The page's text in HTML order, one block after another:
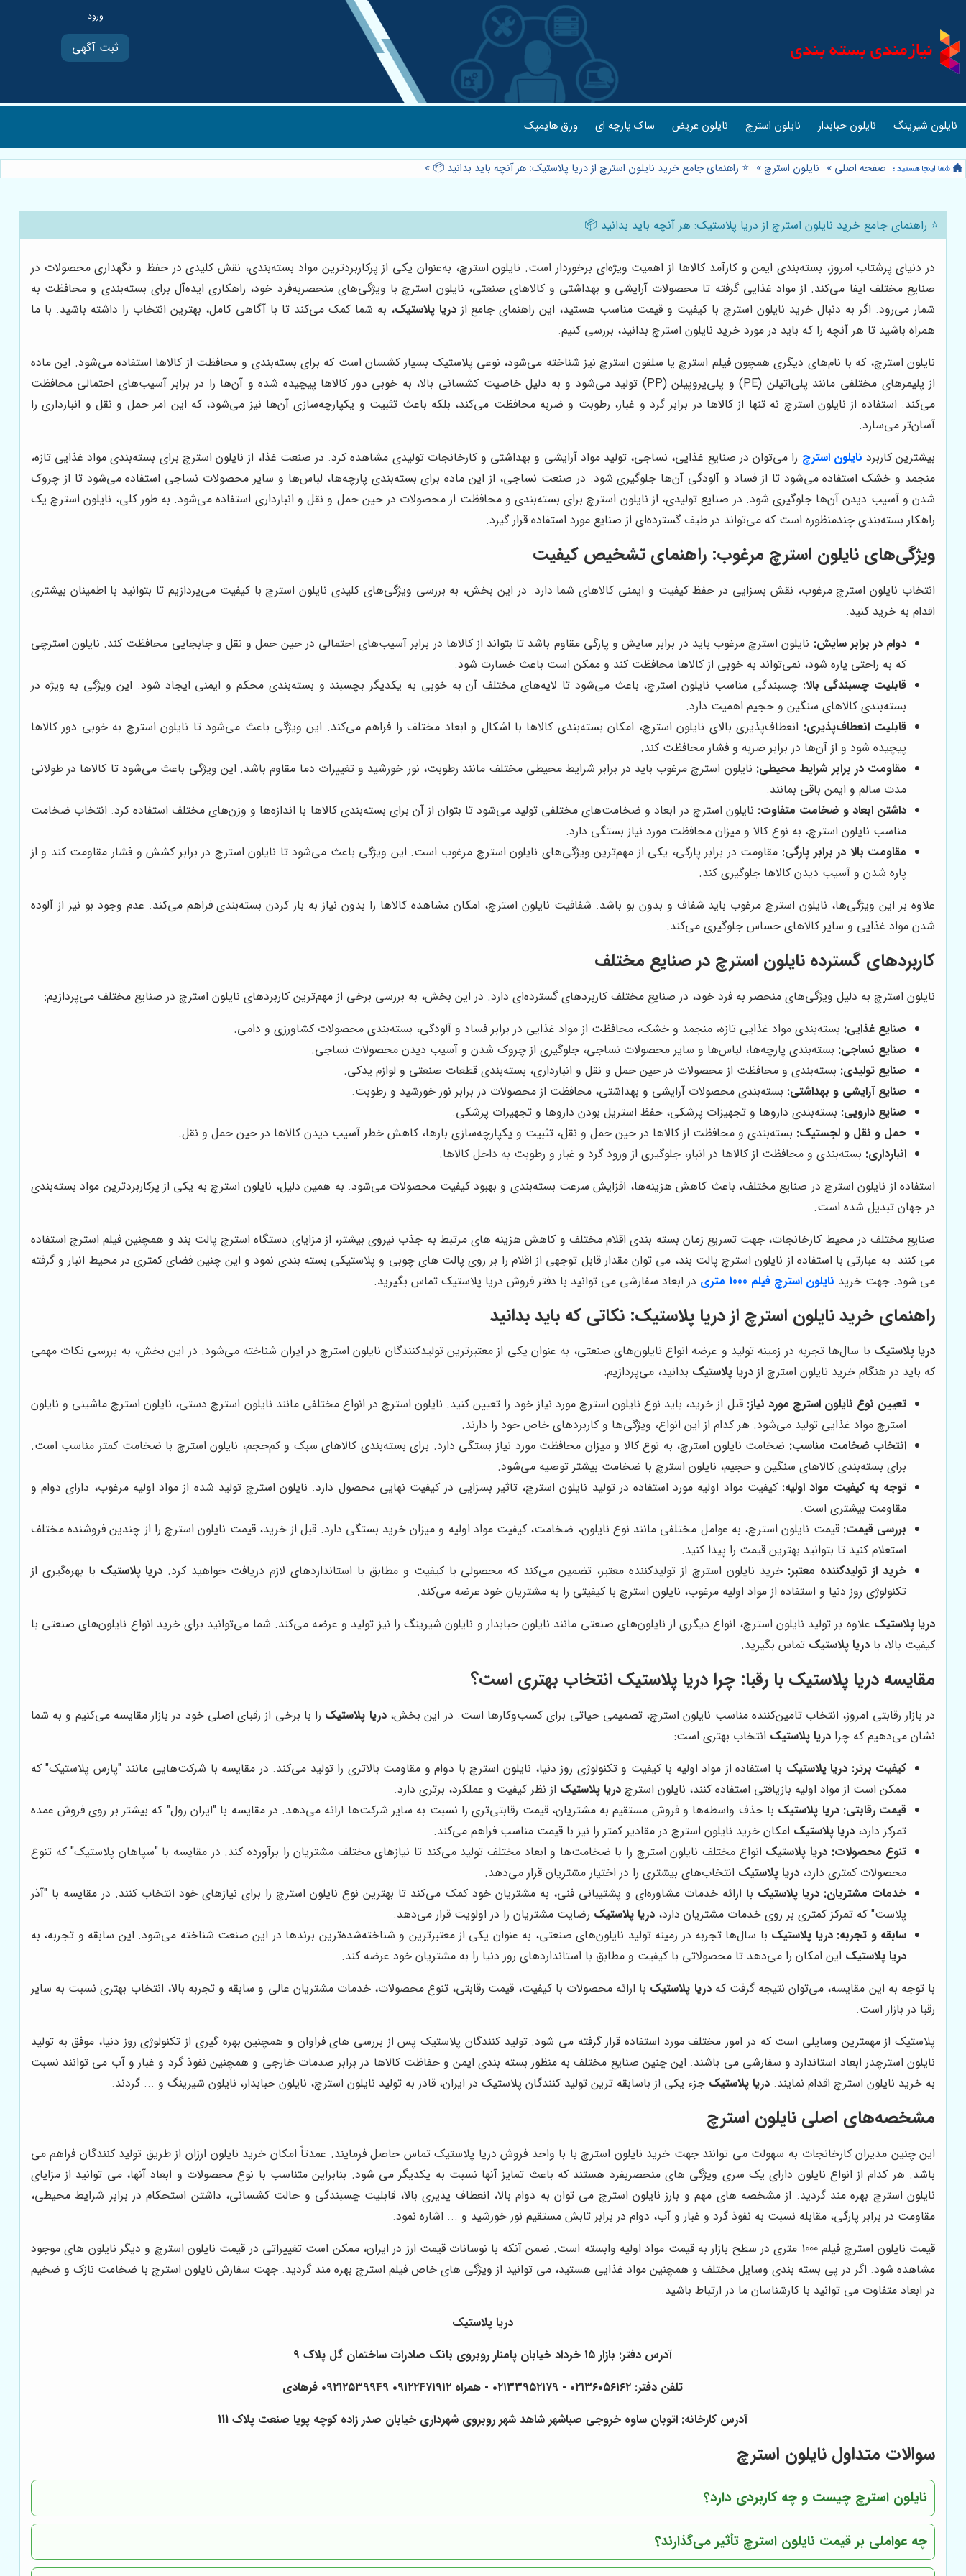
ثبت آگهی
نایلون شیرینگ نایلون حبابدار نایلون استرچ نایلون عریض ساک پارچه ای ورق هایمپک
صفحه اصلی » نایلون استرچ» ⭐️ راهنمای جامع خرید نایلون استرچ از دریا پلاستیک: هر آنچه باید بدانید 📦 »
⭐️ راهنمای جامع خرید نایلون استرچ از دریا پلاستیک: هر آنچه باید بدانید 📦
در دنیای پرشتاب امروز، بسته‌بندی ایمن و کارآمد کالاها از اهمیت ویژه‌ای برخوردار است. نایلون استرچ، به‌عنوان یکی از پرکاربردترین مواد بسته‌بندی، نقش کلیدی در حفظ و نگهداری محصولات در
صنایع مختلف ایفا می‌کند. از مواد غذایی گرفته تا محصولات آرایشی و بهداشتی و کالاهای صنعتی، نایلون استرچ با ویژگی‌های منحصربه‌فرد خود، راهکاری ایده‌آل برای بسته‌بندی و محافظت به
شمار می‌رود. اگر به دنبال خرید نایلون استرچ با کیفیت و قیمت مناسب هستید، این راهنمای جامع ازدریا پلاستیک، به شما کمک می‌کند تا با آگاهی کامل، بهترین انتخاب را داشته باشید. با ما
همراه باشید تا هر آنچه را که باید در مورد خرید نایلون استرچ بدانید، بررسی کنیم.
نایلون استرچ، که با نام‌های دیگری همچون فیلم استرچ یا سلفون استرچ نیز شناخته می‌شود، نوعی پلاستیک بسیار کشسان است که برای بسته‌بندی و محافظت از کالاها استفاده می‌شود. این ماده
از پلیمرهای مختلفی مانند پلی‌اتیلن (PE) و پلی‌پروپیلن (PP) تولید می‌شود و به دلیل خاصیت کشسانی بالا، به خوبی دور کالاها پیچیده شده و آن‌ها را در برابر آسیب‌های احتمالی محافظت
می‌کند. استفاده از نایلون استرچ نه تنها از کالاها در برابر گرد و غبار، رطوبت و ضربه محافظت می‌کند، بلکه باعث تثبیت و یکپارچه‌سازی آن‌ها نیز می‌شود، که این امر حمل و نقل و انبارداری را
آسان‌تر می‌سازد.
بیشترین کاربرد نایلون استرچ را می‌توان در صنایع غذایی، نساجی، تولید مواد آرایشی و بهداشتی و کارخانجات تولیدی مشاهده کرد. در صنعت غذا، از نایلون استرچ برای بسته‌بندی مواد غذایی تازه،
منجمد و خشک استفاده می‌شود تا از فساد و آلودگی آن‌ها جلوگیری شود. در صنعت نساجی، از این ماده برای بسته‌بندی پارچه‌ها، لباس‌ها و سایر محصولات نساجی استفاده می‌شود تا از چروک
شدن و آسیب دیدن آن‌ها جلوگیری شود. در صنایع تولیدی، از نایلون استرچ برای بسته‌بندی و محافظت از محصولات در حین حمل و نقل و انبارداری استفاده می‌شود. به طور کلی، نایلون استرچ یک
راهکار بسته‌بندی چندمنظوره است که می‌تواند در طیف گسترده‌ای از صنایع مورد استفاده قرار گیرد.
ویژگی‌های نایلون استرچ مرغوب: راهنمای تشخیص کیفیت
انتخاب نایلون استرچ مرغوب، نقش بسزایی در حفظ کیفیت و ایمنی کالاهای شما دارد. در این بخش، به بررسی ویژگی‌های کلیدی نایلون استرچ با کیفیت می‌پردازیم تا بتوانید با اطمینان بیشتری
اقدام به خرید کنید.
دوام در برابر سایش: نایلون استرچ مرغوب باید در برابر سایش و پارگی مقاوم باشد تا بتواند از کالاها در برابر آسیب‌های احتمالی در حین حمل و نقل و جابجایی محافظت کند. نایلون استرچی
که به راحتی پاره شود، نمی‌تواند به خوبی از کالاها محافظت کند و ممکن است باعث خسارت شود.
قابلیت چسبندگی بالا: چسبندگی مناسب نایلون استرچ، باعث می‌شود تا لایه‌های مختلف آن به خوبی به یکدیگر بچسبند و بسته‌بندی محکم و ایمنی ایجاد شود. این ویژگی به ویژه در
بسته‌بندی کالاهای سنگین و حجیم اهمیت دارد.
قابلیت انعطاف‌پذیری: انعطاف‌پذیری بالای نایلون استرچ، امکان بسته‌بندی کالاها با اشکال و ابعاد مختلف را فراهم می‌کند. این ویژگی باعث می‌شود تا نایلون استرچ به خوبی دور کالاها
پیچیده شود و از آن‌ها در برابر ضربه و فشار محافظت کند.
مقاومت در برابر شرایط محیطی: نایلون استرچ مرغوب باید در برابر شرایط محیطی مختلف مانند رطوبت، نور خورشید و تغییرات دما مقاوم باشد. این ویژگی باعث می‌شود تا کالاها در طولانی
مدت سالم و ایمن باقی بمانند.
داشتن ابعاد و ضخامت متفاوت: نایلون استرچ در ابعاد و ضخامت‌های مختلفی تولید می‌شود تا بتوان از آن برای بسته‌بندی کالاها با اندازه‌ها و وزن‌های مختلف استفاده کرد. انتخاب ضخامت
مناسب نایلون استرچ، به نوع کالا و میزان محافظت مورد نیاز بستگی دارد.
مقاومت بالا در برابر پارگی: مقاومت در برابر پارگی، یکی از مهم‌ترین ویژگی‌های نایلون استرچ مرغوب است. این ویژگی باعث می‌شود تا نایلون استرچ در برابر کشش و فشار مقاومت کند و از
پاره شدن و آسیب دیدن کالاها جلوگیری کند.
علاوه بر این ویژگی‌ها، نایلون استرچ مرغوب باید شفاف و بدون بو باشد. شفافیت نایلون استرچ، امکان مشاهده کالاها را بدون نیاز به باز کردن بسته‌بندی فراهم می‌کند. عدم وجود بو نیز از آلوده
شدن مواد غذایی و سایر کالاهای حساس جلوگیری می‌کند.
کاربردهای گسترده نایلون استرچ در صنایع مختلف
نایلون استرچ به دلیل ویژگی‌های منحصر به فرد خود، در صنایع مختلف کاربردهای گسترده‌ای دارد. در این بخش، به بررسی برخی از مهم‌ترین کاربردهای نایلون استرچ در صنایع مختلف می‌پردازیم:
صنایع غذایی: بسته‌بندی مواد غذایی تازه، منجمد و خشک، محافظت از مواد غذایی در برابر فساد و آلودگی، بسته‌بندی محصولات کشاورزی و دامی.
صنایع نساجی: بسته‌بندی پارچه‌ها، لباس‌ها و سایر محصولات نساجی، جلوگیری از چروک شدن و آسیب دیدن محصولات نساجی.
صنایع تولیدی: بسته‌بندی و محافظت از محصولات در حین حمل و نقل و انبارداری، بسته‌بندی قطعات صنعتی و لوازم یدکی.
صنایع آرایشی و بهداشتی: بسته‌بندی محصولات آرایشی و بهداشتی، محافظت از محصولات در برابر نور خورشید و رطوبت.
صنایع دارویی: بسته‌بندی داروها و تجهیزات پزشکی، حفظ استریل بودن داروها و تجهیزات پزشکی.
حمل و نقل و لجستیک: بسته‌بندی و محافظت از کالاها در حین حمل و نقل، تثبیت و یکپارچه‌سازی بارها، کاهش خطر آسیب دیدن کالاها در حین حمل و نقل.
انبارداری: بسته‌بندی و محافظت از کالاها در انبار، جلوگیری از ورود گرد و غبار و رطوبت به داخل کالاها.
استفاده از نایلون استرچ در صنایع مختلف، باعث کاهش هزینه‌ها، افزایش سرعت بسته‌بندی و بهبود کیفیت محصولات می‌شود. به همین دلیل، نایلون استرچ به یکی از پرکاربردترین مواد بسته‌بندی
در جهان تبدیل شده است.
صنایع مختلف در محیط کارخانجات، جهت تسریع زمان بسته بندی اقلام مختلف و کاهش هزینه های مرتبط به جذب نیروی بیشتر، از مزایای دستگاه استرچ پالت بند و همچنین فیلم استرچ استفاده
می کنند. به عبارتی با استفاده از نایلون استرچ پالت بند، می توان مقدار قابل توجهی از اقلام را بر روی پالت های چوبی و پلاستیکی بسته بندی نمود و این چنین فضای کمتری در محیط انبار و گرفته
می شود. جهت خرید نایلون استرچ فیلم 1000 متری در ابعاد سفارشی می توانید با دفتر فروش دریا پلاستیک تماس بگیرید.
راهنمای خرید نایلون استرچ از دریا پلاستیک: نکاتی که باید بدانید
دریا پلاستیک با سال‌ها تجربه در زمینه تولید و عرضه انواع نایلون‌های صنعتی، به عنوان یکی از معتبرترین تولیدکنندگان نایلون استرچ در ایران شناخته می‌شود. در این بخش، به بررسی نکات مهمی
که باید در هنگام خرید نایلون استرچ از دریا پلاستیک بدانید، می‌پردازیم:
تعیین نوع نایلون استرچ مورد نیاز: قبل از خرید، باید نوع نایلون استرچ مورد نیاز خود را تعیین کنید. نایلون استرچ در انواع مختلفی مانند نایلون استرچ دستی، نایلون استرچ ماشینی و نایلون
استرچ مواد غذایی تولید می‌شود. هر کدام از این انواع، ویژگی‌ها و کاربردهای خاص خود را دارند.
انتخاب ضخامت مناسب: ضخامت نایلون استرچ، به نوع کالا و میزان محافظت مورد نیاز بستگی دارد. برای بسته‌بندی کالاهای سبک و کم‌حجم، نایلون استرچ با ضخامت کمتر مناسب است.
برای بسته‌بندی کالاهای سنگین و حجیم، نایلون استرچ با ضخامت بیشتر توصیه می‌شود.
توجه به کیفیت مواد اولیه: کیفیت مواد اولیه مورد استفاده در تولید نایلون استرچ، تاثیر بسزایی در کیفیت نهایی محصول دارد. نایلون استرچ تولید شده از مواد اولیه مرغوب، دارای دوام و
مقاومت بیشتری است.
بررسی قیمت: قیمت نایلون استرچ، به عوامل مختلفی مانند نوع نایلون، ضخامت، کیفیت مواد اولیه و میزان خرید بستگی دارد. قبل از خرید، قیمت نایلون استرچ را از چندین فروشنده مختلف
استعلام کنید تا بتوانید بهترین قیمت را پیدا کنید.
خرید از تولیدکننده معتبر: خرید نایلون استرچ از تولیدکننده معتبر، تضمین می‌کند که محصولی با کیفیت و مطابق با استانداردهای لازم دریافت خواهید کرد. دریا پلاستیک با بهره‌گیری از
تکنولوژی روز دنیا و استفاده از مواد اولیه مرغوب، نایلون استرچ با کیفیتی را به مشتریان خود عرضه می‌کند.
دریا پلاستیک علاوه بر تولید نایلون استرچ، انواع دیگری از نایلون‌های صنعتی مانند نایلون حبابدار و نایلون شیرینگ را نیز تولید و عرضه می‌کند. شما می‌توانید برای خرید انواع نایلون‌های صنعتی با
کیفیت بالا، با دریا پلاستیک تماس بگیرید.
مقایسه دریا پلاستیک با رقبا: چرا دریا پلاستیک انتخاب بهتری است؟
در بازار رقابتی امروز، انتخاب تامین‌کننده مناسب نایلون استرچ، تصمیمی حیاتی برای کسب‌وکارها است. در این بخش،دریا پلاستیک را با برخی از رقبای اصلی خود در بازار مقایسه می‌کنیم و به شما
نشان می‌دهیم که چرا دریا پلاستیک انتخاب بهتری است:
کیفیت برتر: دریا پلاستیک با استفاده از مواد اولیه با کیفیت و تکنولوژی روز دنیا، نایلون استرچ با دوام و مقاومت بالاتری را تولید می‌کند. در مقایسه با شرکت‌هایی مانند "پارس پلاستیک" که
ممکن است از مواد اولیه بازیافتی استفاده کنند، نایلون استرچ دریا پلاستیک از نظر کیفیت و عملکرد، برتری دارد.
قیمت رقابتی: دریا پلاستیک با حذف واسطه‌ها و فروش مستقیم به مشتریان، قیمت رقابتی‌تری را نسبت به سایر شرکت‌ها ارائه می‌دهد. در مقایسه با "ایران رول" که بیشتر بر روی فروش عمده
تمرکز دارد، دریا پلاستیک امکان خرید نایلون استرچ در مقادیر کمتر را نیز با قیمت مناسب فراهم می‌کند.
تنوع محصولات: دریا پلاستیک انواع مختلف نایلون استرچ را با ضخامت‌ها و ابعاد مختلف تولید می‌کند تا نیازهای مختلف مشتریان را برآورده کند. در مقایسه با "سپاهان پلاستیک" که تنوع
محصولات کمتری دارد، دریا پلاستیک انتخاب‌های بیشتری را در اختیار مشتریان قرار می‌دهد.
خدمات مشتریان: دریا پلاستیک با ارائه خدمات مشاوره‌ای و پشتیبانی فنی، به مشتریان خود کمک می‌کند تا بهترین نوع نایلون استرچ را برای نیازهای خود انتخاب کنند. در مقایسه با "آذر
پلاست" که تمرکز کمتری بر روی خدمات مشتریان دارد، دریا پلاستیک رضایت مشتریان را در اولویت قرار می‌دهد.
سابقه و تجربه: دریا پلاستیک با سال‌ها تجربه در زمینه تولید نایلون‌های صنعتی، به عنوان یکی از معتبرترین و شناخته‌شده‌ترین برندها در این صنعت شناخته می‌شود. این سابقه و تجربه، به
دریا پلاستیک این امکان را می‌دهد تا محصولاتی با کیفیت و مطابق با استانداردهای روز دنیا را به مشتریان خود عرضه کند.
با توجه به این مقایسه، می‌توان نتیجه گرفت کهدریا پلاستیک با ارائه محصولات با کیفیت، قیمت رقابتی، تنوع محصولات، خدمات مشتریان عالی و سابقه و تجربه بالا، انتخاب بهتری نسبت به سایر
رقبا در بازار است.
پلاستیک از مهمترین وسایلی است که در امور مختلف مورد استفاده قرار گرفته می شود. تولید کنندگان پلاستیک پس از بررسی های فراوان و همچنین بهره گیری از تکنولوژی روز دنیا، موفق به تولید
نایلون استرچدر ابعاد استاندارد و سفارشی می باشند. این چنین صنایع مختلف به منظور بسته بندی ایمن و حفاظت کالاها در برابر صدمات خارجی و همچنین نفوذ گرد و غبار و آب می توانند نسبت
به خرید نایلون استرچ اقدام نمایند. دریا پلاستیک جزء یکی از باسابقه ترین تولید کنندگان پلاستیک در ایران، قادر به تولید نایلون استرچ، نایلون حبابدار، نایلون شیرینگ و ... گردند.
مشخصه‌های اصلی نایلون استرچ
این چنین مدیران کارخانجات به سهولت می توانند جهت خرید نایلون استرچ با با واحد فروش دریا پلاستیک تماس حاصل فرمایند. عمدتاً امکان خرید نایلون ارزان از طریق تولید کنندگان فراهم می
باشد. هر کدام از انواع نایلون دارای یک سری ویژگی های منحصربفرد هستند که باعث تمایز آنها نسبت به یکدیگر می شود. بنابراین متناسب با نوع محصولات و ابعاد آنها، می توانید از مزایای
نایلون استرچ بهره مند گردید. از مشخصه های مهم و بارز نایلون استرچ می توان به دوام بالا، انعطاف پذیری بالا، قابلیت چسبندگی و حالت کشسانی، داشتن استحکام در برابر شرایط محیطی،
مقاومت در برابر پارگی، مقابله نسبت به نفوذ گرد و غبار و آب، دوام در برابر تابش مستقیم نور خورشید و ... اشاره نمود.
قیمت نایلون استرچ فیلم 1000 متری در سطح بازار به قیمت مواد اولیه وابسته است. ضمن آنکه با نوسانات قیمت ارز در ایران، ممکن است تغییراتی در قیمت نایلون استرچ و دیگر نایلون های موجود
مشاهده شود. اگر در پی بسته بندی وسایل مختلف و همچنین مواد غذایی هستید، می توانید از ویژگی های خاص فیلم استرچ بهره مند گردید. جهت سفارش نایلون استرچ با ضخامت نازک و ضخیم
در ابعاد متفاوت می توانید با کارشناسان ما در ارتباط باشید.
دریا پلاستیک
آدرس دفتر: بازار ۱۵ خرداد خیابان پامنار روبروی بانک صادرات ساختمان گل پلاک ۹
تلفن دفتر: ۰۲۱۳۶۰۵۶۱۶۲ - ۰۲۱۳۳۹۵۲۱۷۹ - همراه ۰۹۱۲۲۴۷۱۹۱۲ ۰۹۲۱۲۵۳۹۹۴۹ فرهادی
آدرس کارخانه: اتوبان ساوه خروجی صباشهر شاهد شهر روبروی شهرداری خیابان صدر زاده کوچه پویا صنعت پلاک 111
سوالات متداول نایلون استرچ
نایلون استرچ چیست و چه کاربردی دارد؟
چه عواملی بر قیمت نایلون استرچ تأثیر می‌گذارند؟